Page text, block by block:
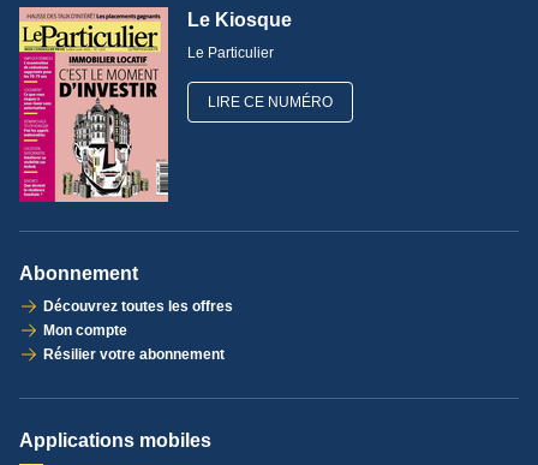
Le Kiosque
Le Particulier
LIRE CE NUMÉRO
Abonnement
Découvrez toutes les offres
Mon compte
Résilier votre abonnement
Applications mobiles